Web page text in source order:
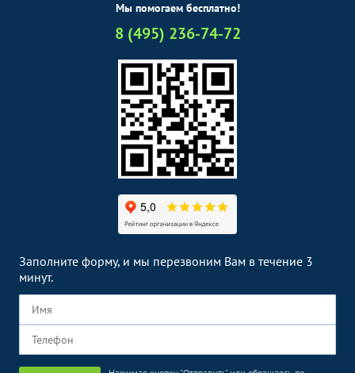
Мы помогаем бесплатно!
8 (495) 236-74-72
Заполните форму, и мы перезвоним Вам в течение 3
минут.